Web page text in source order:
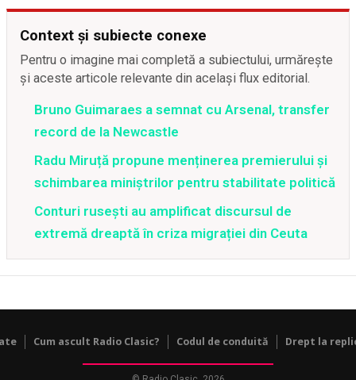
Context și subiecte conexe
Pentru o imagine mai completă a subiectului, urmărește
și aceste articole relevante din același flux editorial.
Bruno Guimaraes a semnat cu Arsenal, transfer
record de la Newcastle
Radu Miruță propune menținerea premierului și
schimbarea miniștrilor pentru stabilitate politică
Conturi rusești au amplificat discursul de
extremă dreaptă în criza migrației din Ceuta
Cum ascult Radio Clasic? Codul de conduită Drept la